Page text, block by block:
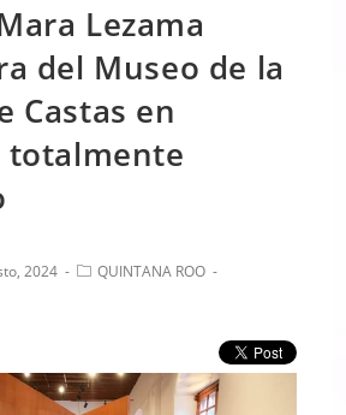
Lezama
del Museo de la
Castas en
totalmente
2024
QUINTANA ROO